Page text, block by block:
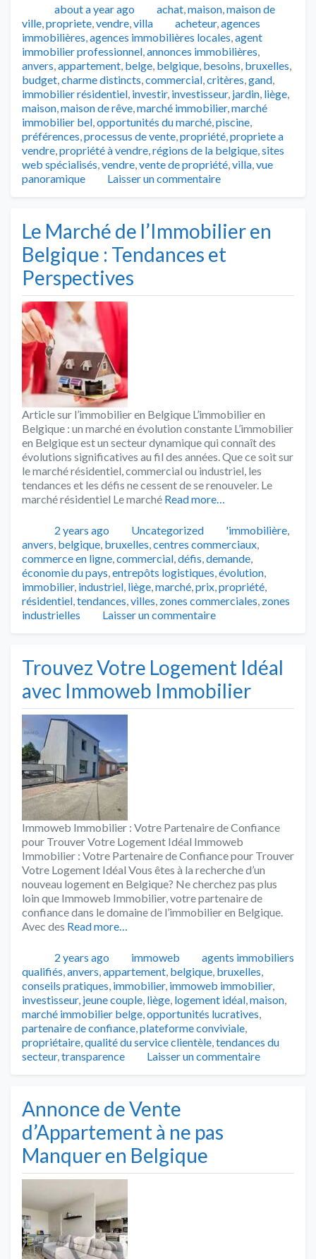
Publié
about a year ago Catégories
achat,maison,maison de
ville,propriete,vendre,villa Tags
acheteur,agences
immobilières,agences immobilières locales,agent
immobilier professionnel,annonces immobilières,
anvers,appartement, belge, belgique, besoins, bruxelles,
budget,charme distincts,commercial,critères,gand,
immobilier résidentiel, investir, investisseur, jardin, liège,
maison,maison de rêve,marché immobilier,marché
immobilier bel,opportunités du marché,piscine,
préférences,processus de vente,propriété,propriete a
vendre,propriété à vendre,régions de la belgique,sites
web spécialisés,vendre,vente de propriété,villa,vue
panoramique
Laisser un commentaire
Le Marché de l’Immobilier en
Belgique : Tendances et
Perspectives
Article sur l’immobilier en Belgique L’immobilier en
Belgique : un marché en évolution constante L’immobilier
en Belgique est un secteur dynamique qui connaît des
évolutions significatives au fil des années. Que ce soit sur
le marché résidentiel, commercial ou industriel, les
tendances et les défis ne cessent de se renouveler. Le
marché résidentiel Le marché Read more…
Publié2 years ago Catégories
Uncategorized Tags
'immobilière,
anvers, belgique, bruxelles,centres commerciaux,
commerce en ligne,commercial,défis,demande,
économie du pays,entrepôts logistiques,évolution,
immobilier, industriel, liège,marché,prix,propriété,
résidentiel,tendances,villes, zones commerciales, zones
industrielles
Laisser un commentaire
Trouvez Votre Logement Idéal
avec Immoweb Immobilier
Immoweb Immobilier : Votre Partenaire de Confiance
pour Trouver Votre Logement Idéal Immoweb
Immobilier : Votre Partenaire de Confiance pour Trouver
Votre Logement Idéal Vous êtes à la recherche d’un
nouveau logement en Belgique? Ne cherchez pas plus
loin que Immoweb Immobilier, votre partenaire de
confiance dans le domaine de l’immobilier en Belgique.
Avec des Read more…
Publié2 years ago Catégories
immoweb Tags
agents immobiliers
qualifiés,anvers,appartement, belgique, bruxelles,
conseils pratiques, immobilier, immoweb immobilier,
investisseur, jeune couple, liège, logement idéal,maison,
marché immobilier belge,opportunités lucratives,
partenaire de confiance,plateforme conviviale,
propriétaire,qualité du service clientèle,tendances du
secteur,transparence Laisser un commentaire
Annonce de Vente
d’Appartement à ne pas
Manquer en Belgique